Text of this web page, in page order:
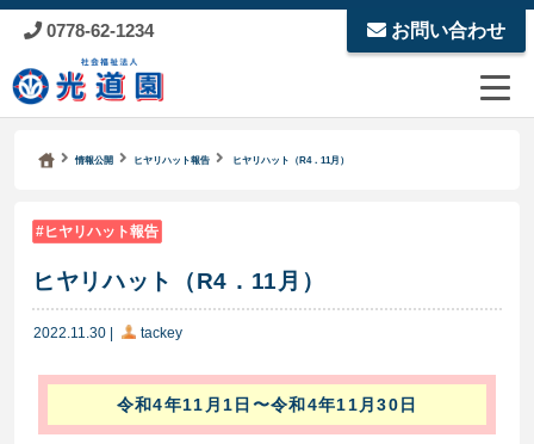
0778-62-1234 お問い合わせ
社会福祉法人 光道園
情報公開 ヒヤリハット報告 ヒヤリハット（R4．11月）
ヒヤリハット報告
ヒヤリハット（R4．11月）
2022.11.30 tackey
令和4年11月1日〜令和4年11月30日